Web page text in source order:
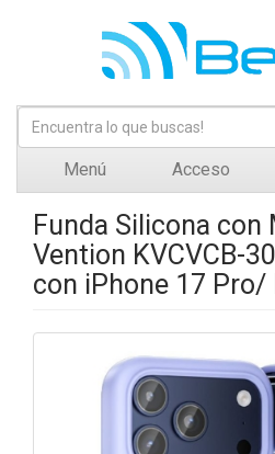
Menú Acceso
Funda Silicona con
Vention KVCVCB-
con iPhone 17 Pro/